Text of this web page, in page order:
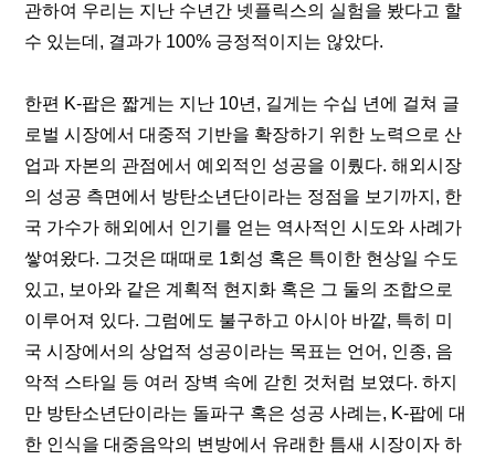
관하여 우리는 지난 수년간 넷플릭스의 실험을 봤다고 할
수 있는데, 결과가 100% 긍정적이지는 않았다.
한편 K-팝은 짧게는 지난 10년, 길게는 수십 년에 걸쳐 글
로벌 시장에서 대중적 기반을 확장하기 위한 노력으로 산
업과 자본의 관점에서 예외적인 성공을 이뤘다. 해외시장
의 성공 측면에서 방탄소년단이라는 정점을 보기까지, 한
국 가수가 해외에서 인기를 얻는 역사적인 시도와 사례가
쌓여왔다. 그것은 때때로 1회성 혹은 특이한 현상일 수도
있고, 보아와 같은 계획적 현지화 혹은 그 둘의 조합으로
이루어져 있다. 그럼에도 불구하고 아시아 바깥, 특히 미
국 시장에서의 상업적 성공이라는 목표는 언어, 인종, 음
악적 스타일 등 여러 장벽 속에 갇힌 것처럼 보였다. 하지
만 방탄소년단이라는 돌파구 혹은 성공 사례는, K-팝에 대
한 인식을 대중음악의 변방에서 유래한 틈새 시장이자 하